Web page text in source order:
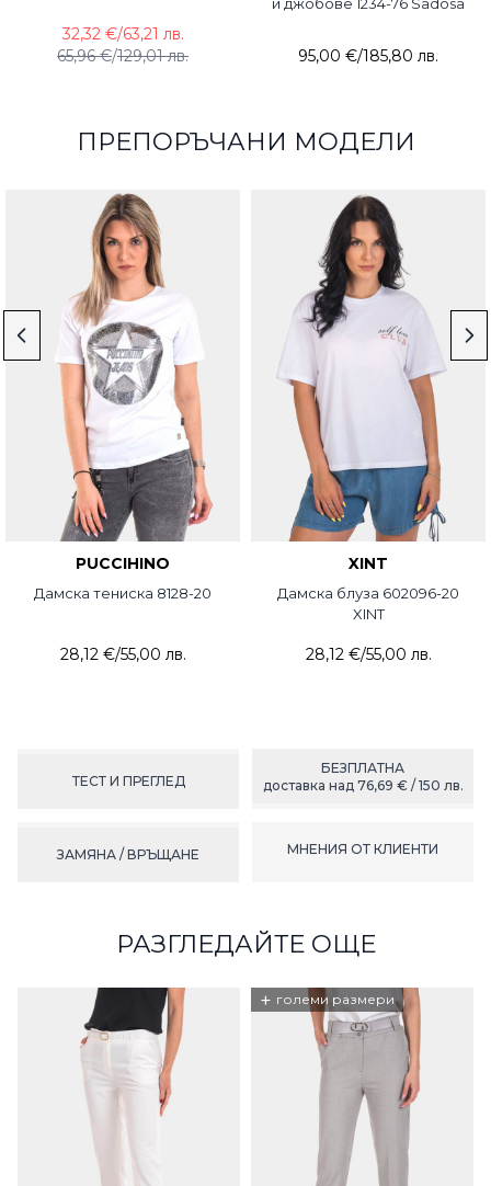
65,96 €/129,01 лв.
32,32 €/63,21 лв.
и джобове 1234-76 Sadosa
95,00 €/185,80 лв.
ПРЕПОРЪЧАНИ МОДЕЛИ
PUCCIHINO
Дамска тениска 8128-20
28,12 €/55,00 лв.
XINT
Дамска блуза 602096-20
XINT
28,12 €/55,00 лв.
ТЕСТ И ПРЕГЛЕД
БЕЗПЛАТНА
доставка над 76,69 € / 150 лв.
ЗАМЯНА / ВРЪЩАНЕ МНЕНИЯ ОТ КЛИЕНТИ
РАЗГЛЕДАЙТЕ ОЩЕ
+ големи размери